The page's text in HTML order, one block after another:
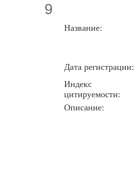
9
Название:
Дата регистрации:
Индекс
цитируемости:
Описание: